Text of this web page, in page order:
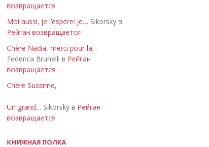
возвращается
Moi aussi, je l’espère! Je… Sikorsky в
Рейган возвращается
Chère Nadia, merci pour la…
Federica Brunelli в Рейган
возвращается
Chère Suzanne,
Un grand… Sikorsky в Рейган
возвращается
КНИЖНАЯ ПОЛКА